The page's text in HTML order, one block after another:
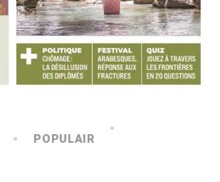
POPULAIR